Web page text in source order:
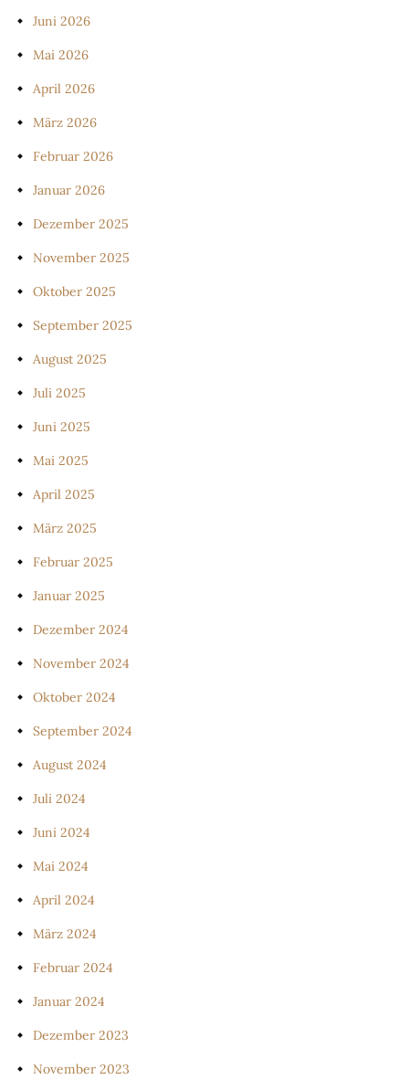
Juni 2026
Mai 2026
April 2026
März 2026
Februar 2026
Januar 2026
Dezember 2025
November 2025
Oktober 2025
September 2025
August 2025
Juli 2025
Juni 2025
Mai 2025
April 2025
März 2025
Februar 2025
Januar 2025
Dezember 2024
November 2024
Oktober 2024
September 2024
August 2024
Juli 2024
Juni 2024
Mai 2024
April 2024
März 2024
Februar 2024
Januar 2024
Dezember 2023
November 2023